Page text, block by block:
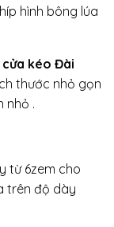
hình bông lúa
cửa kéo Đài
thước nhỏ gọn
nhỏ .
từ 6zem cho
trên độ dày